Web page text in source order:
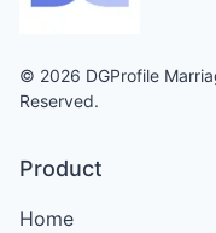
© 2026 DGProfile
Reserved.
Product
Home